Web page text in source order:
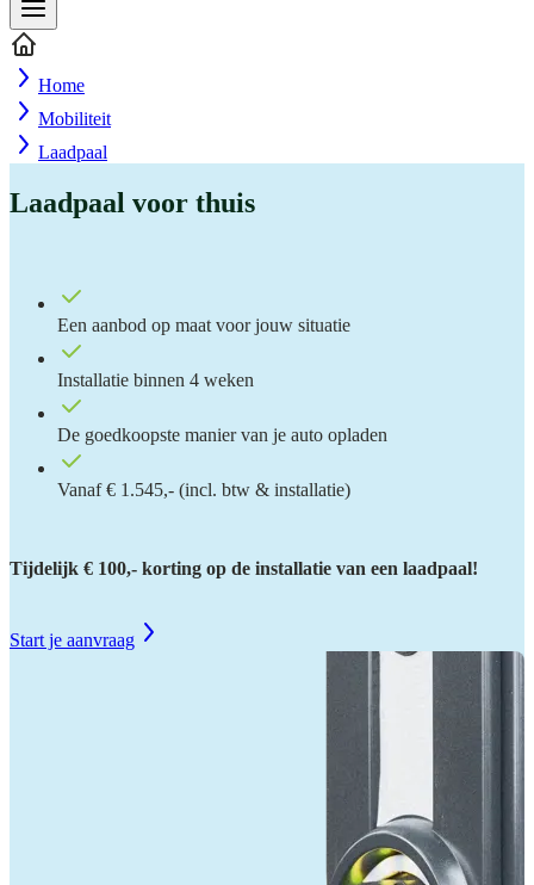
Home
Mobiliteit
Laadpaal
Laadpaal voor thuis
Een aanbod op maat voor jouw situatie
Installatie binnen 4 weken
De goedkoopste manier van je auto opladen
Vanaf € 1.545,- (incl. btw & installatie)
Tijdelijk € 100,- korting op de installatie van een laadpaal!
Start je aanvraag